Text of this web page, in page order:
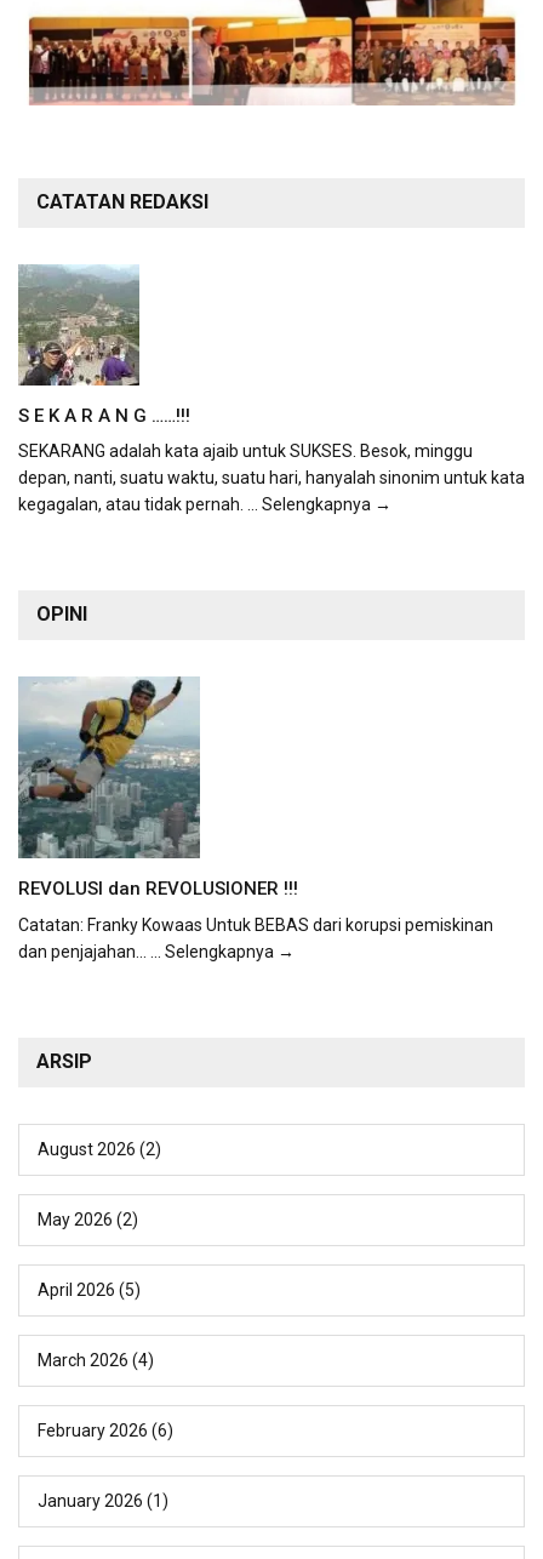
CATATAN REDAKSI
S E K A R A N G ……!!!
SEKARANG adalah kata ajaib untuk SUKSES. Besok, minggu
depan, nanti, suatu waktu, suatu hari, hanyalah sinonim untuk kata
kegagalan, atau tidak pernah. ... Selengkapnya →
OPINI
REVOLUSI dan REVOLUSIONER !!!
Catatan: Franky Kowaas Untuk BEBAS dari korupsi pemiskinan
dan penjajahan...
... Selengkapnya →
ARSIP
August 2026 (2)
May 2026 (2)
April 2026 (5)
March 2026 (4)
February 2026 (6)
January 2026 (1)